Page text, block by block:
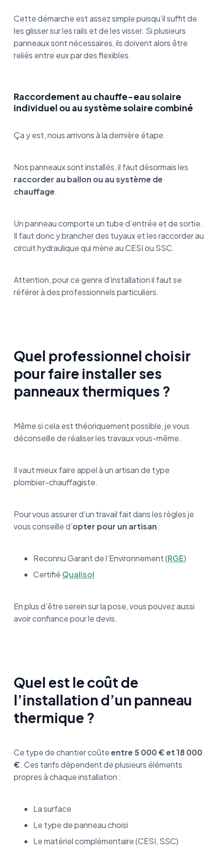
Cette démarche est assez simple puisqu’il suffit de
les glisser sur les rails et de les visser. Si plusieurs
panneaux sont nécessaires, ils doivent alors être
reliés entre eux par des flexibles.
Raccordement au chauffe-eau solaire
individuel ou au système solaire combiné
Ça y est, nous arrivons à la dernière étape.
Nos panneaux sont installés, il faut désormais les
raccorder au ballon ou au système de
chauffage.
Un panneau comporte un tube d’entrée et de sortie.
Il faut donc y brancher des tuyaux et les raccorder au
circuit hydraulique qui mène au CESI ou SSC.
Attention, pour ce genre d’installation il faut se
référer à des professionnels particuliers.
Quel professionnel choisir
pour faire installer ses
panneaux thermiques ?
Même si cela est théoriquement possible, je vous
déconseille de réaliser les travaux vous-même.
Il vaut mieux faire appel à un artisan de type
plombier-chauffagiste.
Pour vous assurer d’un travail fait dans les règles je
vous conseille d’opter pour un artisan :
Reconnu Garant de l’Environnement (RGE)
Certifié Qualisol
En plus d’être serein sur la pose, vous pouvez aussi
avoir confiance pour le devis.
Quel est le coût de
l’installation d’un panneau
thermique ?
Ce type de chantier coûteentre 5 000 € et 18 000
€. Ces tarifs dépendent de plusieurs éléments
propres à chaque installation :
La surface
Le type de panneau choisi
Le matériel complémentaire (CESI, SSC)